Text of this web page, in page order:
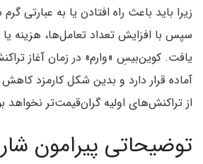
زیرا باید باعث راه افتادن یا به عبارتی
سپس با افزایش تعداد تعامل‌ها، هزینه
یافت. کوین‌بیسِ «وارم» در زمان آغاز
آماده قرار دارد و بدین شکل کارمزد
از تراکنش‌های اولیه گران‌قیمت‌تر نخواهد
توضیحاتی پیرامون